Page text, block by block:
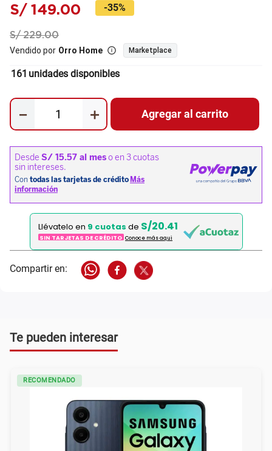
S/ 149.00 -35%
S/ 229.00
Vendido por Orro Home Marketplace
161 unidades disponibles
＋
－ Agregar al carrito
Llévatelo en 9 cuotas de S/20.41
SIN TARJETAS DE CRÉDITO Conoce más aqui
Te pueden interesar
RECOMENDADO